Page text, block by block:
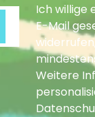
Ich willige
E-Mail
Weitere